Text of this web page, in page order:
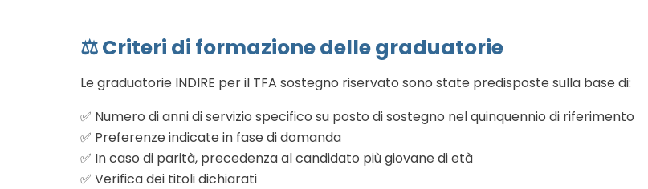
⚖️ Criteri di formazione delle graduatorie
Le graduatorie INDIRE per il TFA sostegno riservato sono state predisposte sulla base di:
✅ Numero di anni di servizio specifico su posto di sostegno nel quinquennio di riferimento
✅ Preferenze indicate in fase di domanda
✅ In caso di parità, precedenza al candidato più giovane di età
✅ Verifica dei titoli dichiarati